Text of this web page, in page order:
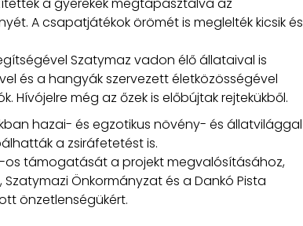
A csapatjátékok örömét is meglelték kicsik és
Szatymaz vadon élő állataival is
és a hangyák szervezett életközösségével
Hívójelre még az őzek is előbújtak rejtekükből.
hazai- és egzotikus növény- és állatvilággal
a zsiráfetetést is.
os támogatását a projekt megvalósításához,
Önkormányzat és a Dankó Pista
önzetlenségükért.